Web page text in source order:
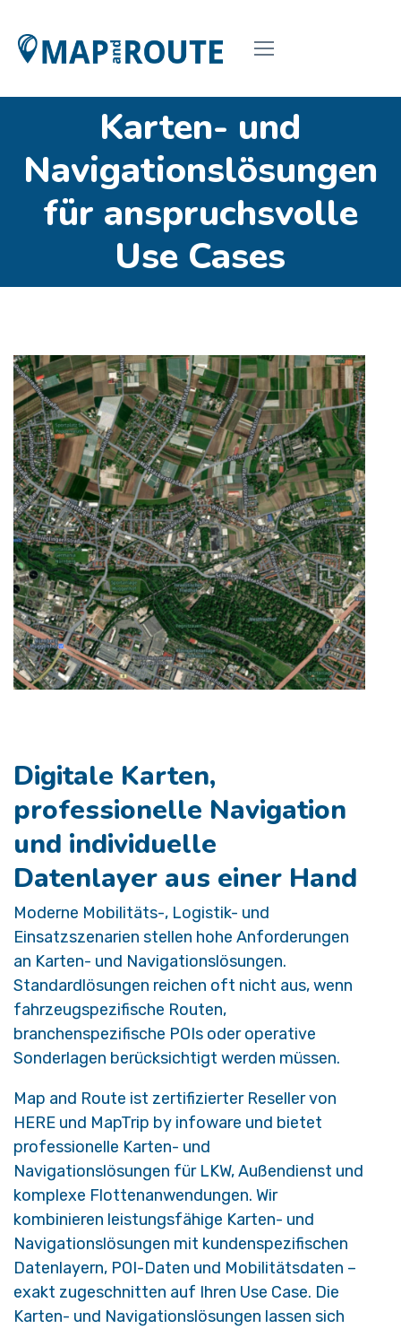
Karten- und
Navigationslösungen
für anspruchsvolle
Use Cases
Digitale Karten,
professionelle Navigation
und individuelle
Datenlayer aus einer Hand
Moderne Mobilitäts-, Logistik- und
Einsatzszenarien stellen hohe Anforderungen
an Karten- und Navigationslösungen.
Standardlösungen reichen oft nicht aus, wenn
fahrzeugspezifische Routen,
branchenspezifische POIs oder operative
Sonderlagen berücksichtigt werden müssen.
Map and Route ist zertifizierter Reseller von
HERE und MapTrip by infoware und bietet
professionelle Karten- und
Navigationslösungen für LKW, Außendienst und
komplexe Flottenanwendungen. Wir
kombinieren leistungsfähige Karten- und
Navigationslösungen mit kundenspezifischen
Datenlayern, POI-Daten und Mobilitätsdaten –
exakt zugeschnitten auf Ihren Use Case. Die
Karten- und Navigationslösungen lassen sich